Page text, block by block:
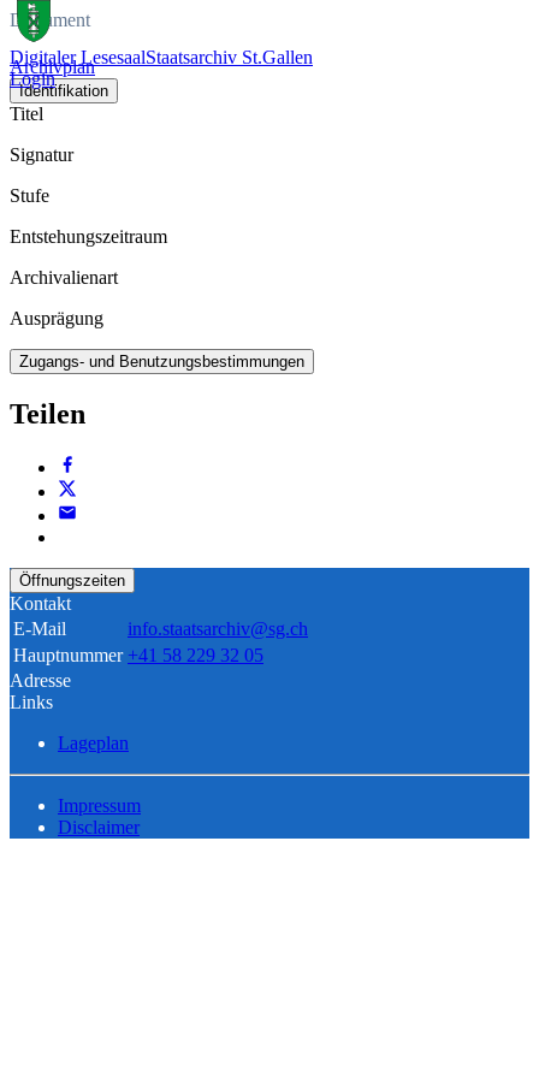
Digitaler LesesaalStaatsarchiv St.Gallen
Login
Dokument
Archivplan
Identifikation
Titel
Signatur
Stufe
Entstehungszeitraum
Archivalienart
Ausprägung
Zugangs- und Benutzungsbestimmungen
Teilen
Öffnungszeiten
Kontakt
E-Mail
info.staatsarchiv@sg.ch
Hauptnummer +41 58 229 32 05
Adresse
Links
Lageplan
Impressum
Disclaimer